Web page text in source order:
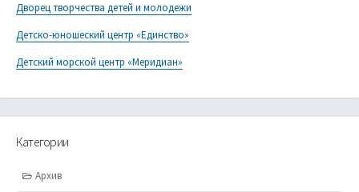
Дворец творчества детей и молодежи
Детско-юношеский центр «Единство»
Детский морской центр «Меридиан»
Категории
Архив